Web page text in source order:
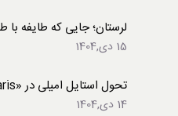
لرستان؛ جایی که طایفه
15 دی,1404
تحول استایل امیلی در «Emily in Paris» فصل ۵
14 دی,1404